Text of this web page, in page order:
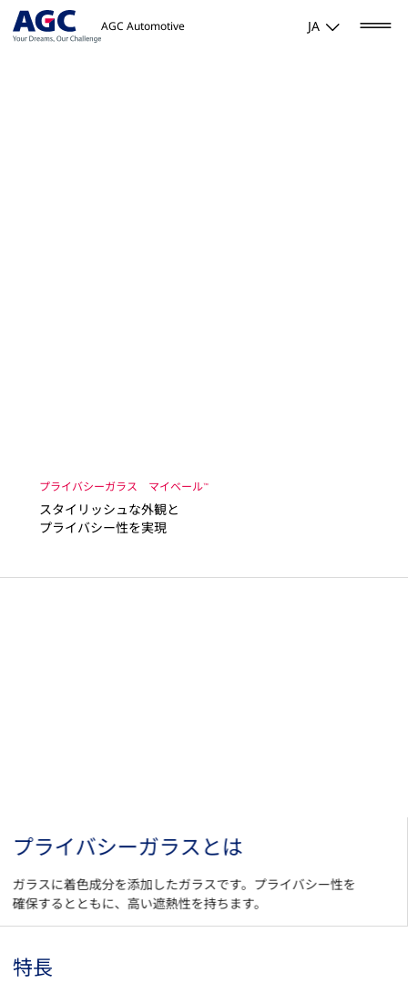
AGC Automotive JA
プライバシーガラス マイベール™
スタイリッシュな外観と
プライバシー性を実現
プライバシーガラスとは
ガラスに着色成分を添加したガラスです。プライバシー性を
確保するとともに、高い遮熱性を持ちます。
特長